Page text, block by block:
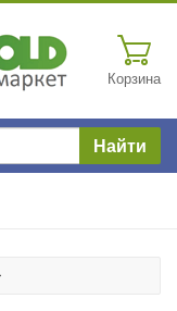
Корзина
Найти